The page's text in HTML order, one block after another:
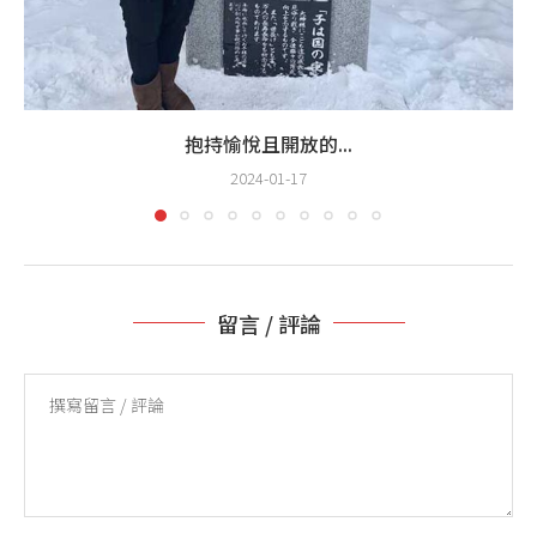
抱持愉悅且開放的...
2024-01-17
留言 / 評論